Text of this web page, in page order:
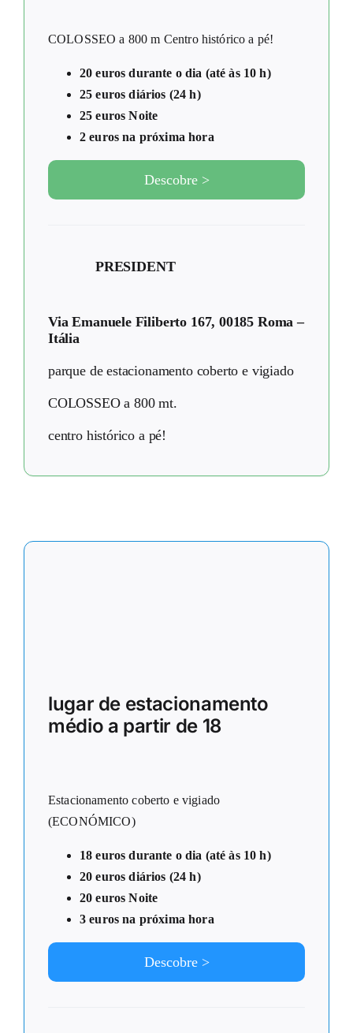
COLOSSEO a 800 m Centro histórico a pé!
20 euros durante o dia (até às 10 h)
25 euros diários (24 h)
25 euros Noite
2 euros na próxima hora
Descobre >
PRESIDENT
Via Emanuele Filiberto 167, 00185 Roma –
Itália
parque de estacionamento coberto e vigiado
COLOSSEO a 800 mt.
centro histórico a pé!
lugar de estacionamento
médio a partir de 18
Estacionamento coberto e vigiado
(ECONÓMICO)
18 euros durante o dia (até às 10 h)
20 euros diários (24 h)
20 euros Noite
3 euros na próxima hora
Descobre >